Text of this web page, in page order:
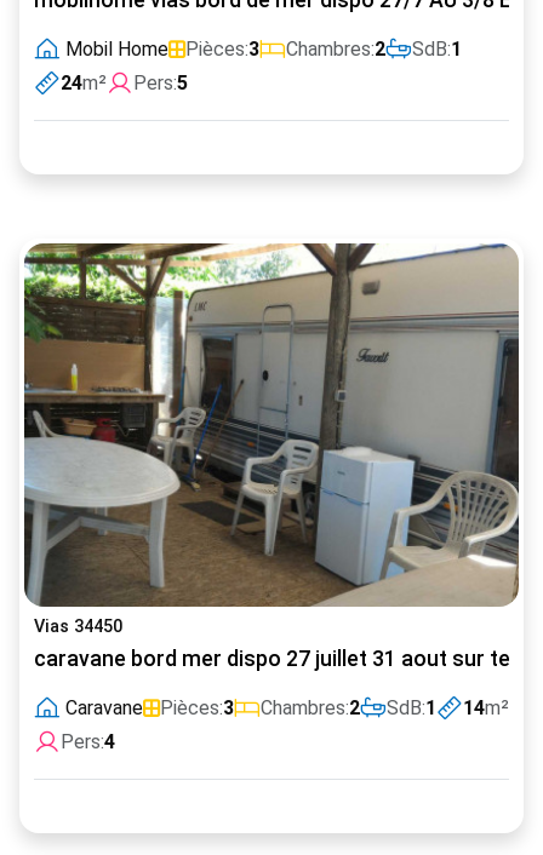
Mobil Home Pièces:3 Chambres:2 SdB:1
24m² Pers:5
Vias 34450
caravane bord mer dispo 27 juillet 31 aout sur
Caravane Pièces:3 Chambres:2 SdB:1 14m²
Pers:4